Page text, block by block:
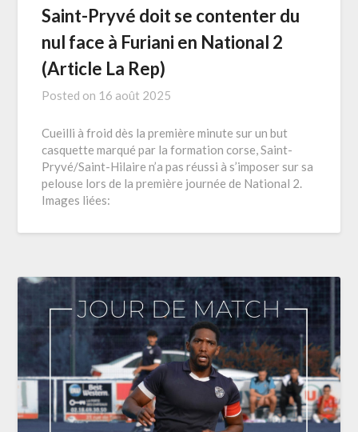
Saint-Pryvé doit se contenter du
nul face à Furiani en National 2
(Article La Rep)
Posted on 16 août 2025
Cueilli à froid dès la première minute sur un but
casquette marqué par la formation corse, Saint-
Pryvé/Saint-Hilaire n’a pas réussi à s’imposer sur sa
pelouse lors de la première journée de National 2.
Images liées: